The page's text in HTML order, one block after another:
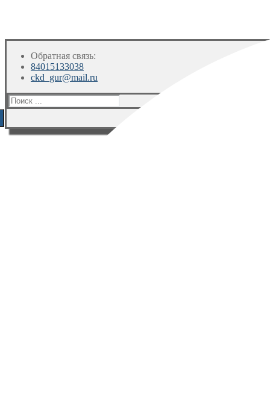
Обратная связь:
84015133038
ckd_gur@mail.ru
Искать: